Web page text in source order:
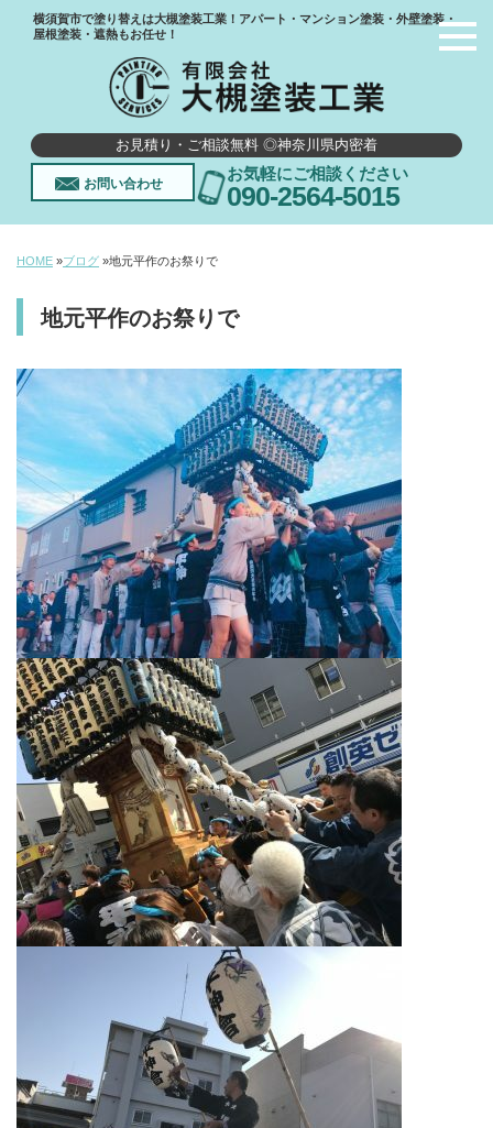
横須賀市で塗り替えは大槻塗装工業！アパート・マンション塗装・外壁塗装・
屋根塗装・遮熱もお任せ！
お見積り・ご相談無料 ◎神奈川県内密着
お問い合わせ
お気軽にご相談ください
090-2564-5015
HOME »ブログ »地元平作のお祭りで
地元平作のお祭りで